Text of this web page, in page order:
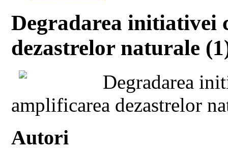
Degradarea initiativei
dezastrelor naturale
Degradarea
amplificarea dezastrelor
Autori